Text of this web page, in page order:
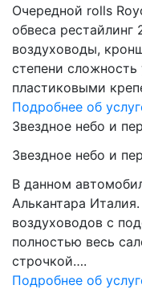
Очередной rolls
обвеса рестайлинг
воздуховоды,
степени сложность
пластиковыми
Подробнее об
Звездное небо и
Звездное небо и
В данном
Алькантара
воздуховодов с
полностью весь
строчкой….
Подробнее об